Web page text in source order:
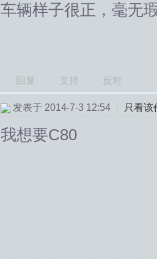
车辆样子很正，毫无
回复 支持 反对
发表于 2014-7-3 12:54 只看该
我想要C80